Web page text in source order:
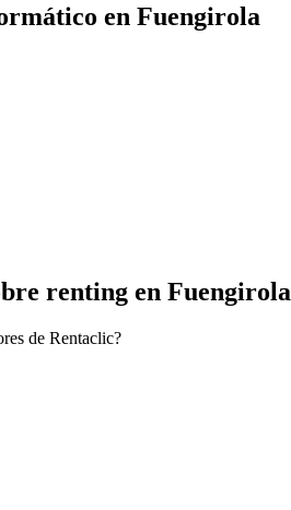
en Fuengirola
renting en Fuengirola
de Rentaclic?